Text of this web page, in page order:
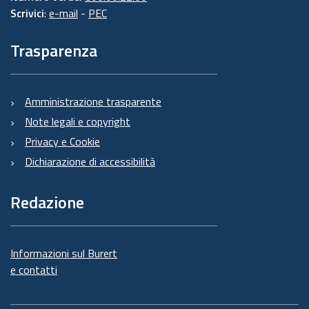
Scrivici: e-mail - PEC
Trasparenza
Amministrazione trasparente
Note legali e copyright
Privacy e Cookie
Dichiarazione di accessibilità
Redazione
Informazioni sul Burert
e contatti